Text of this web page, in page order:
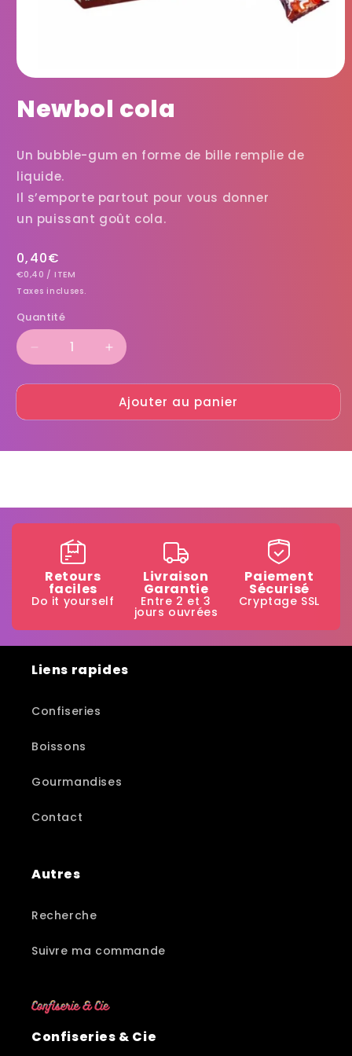
Newbol cola
Un bubble-gum en forme de bille remplie de
liquide.
Il s’emporte partout pour vous donner
un puissant goût cola.
Prix
habituel
0,40€
PRIX
€0,40 / PAR
ITEM
Taxes incluses.
Quantité
Réduire
quantité
Newbol
Augmenter
quantité
de
Newbol
Ajouter au panier
Retours
faciles
Do it yourself
Livraison
Garantie
Entre 2 et 3
jours ouvrées
Paiement
Sécurisé
Cryptage SSL
Liens rapides
Confiseries
Boissons
Gourmandises
Contact
Autres
Recherche
Suivre ma commande
Confiseries & Cie